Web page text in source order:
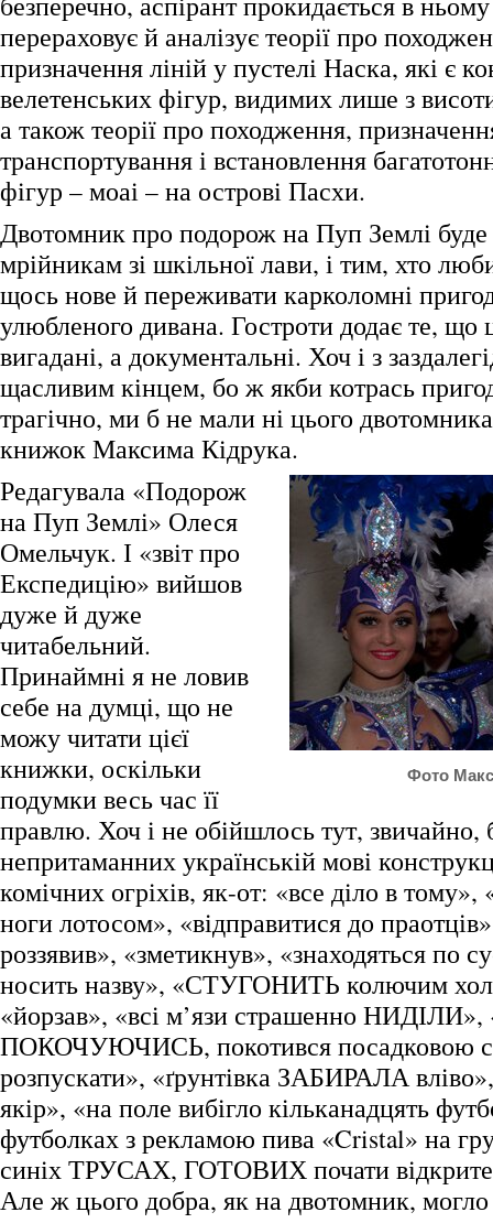
перераховує й аналізує теорії про
призначення ліній у пустелі Наска, які є
велетенських фігур, видимих лише з
а також теорії про походження,
транспортування і встановлення
фігур – моаі – на острові Пасхи.
Двотомник про подорож на Пуп Землі буде
мрійникам зі шкільної лави, і тим, хто
щось нове й переживати карколомні
улюбленого дивана. Гостроти додає те, що
вигадані, а документальні. Хоч і з
щасливим кінцем, бо ж якби котрась
трагічно, ми б не мали ні цього
книжок Максима Кідрука.
Фото
Редагувала «Подорож
на Пуп Землі» Олеся
Омельчук. І «звіт про
Експедицію» вийшов
дуже й дуже
читабельний.
Принаймні я не ловив
себе на думці, що не
можу читати цієї
книжки, оскільки
подумки весь час її
правлю. Хоч і не обійшлось тут, звичайно,
непритаманних українській мові
комічних огріхів, як-от: «все діло в
ноги лотосом», «відправитися до
роззявив», «зметикнув», «знаходяться по
носить назву», «СТУГОНИТЬ колючим
«йорзав», «всі м’язи страшенно НИДІЛИ»,
ПОКОЧУЮЧИСЬ, покотився посадковою
розпускати», «ґрунтівка ЗАБИРАЛА
якір», «на поле вибігло кільканадцять
футболках з рекламою пива «Cristal» на
синіх ТРУСАХ, ГОТОВИХ почати
Але ж цього добра, як на двотомник,